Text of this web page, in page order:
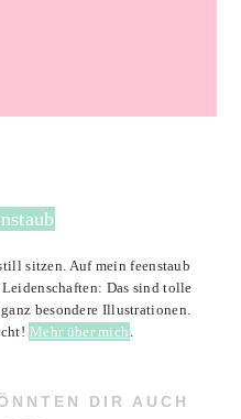
sitzen. Auf mein feenstaub
Das sind tolle
besondere Illustrationen.
Mehr über mich .
DIR AUCH